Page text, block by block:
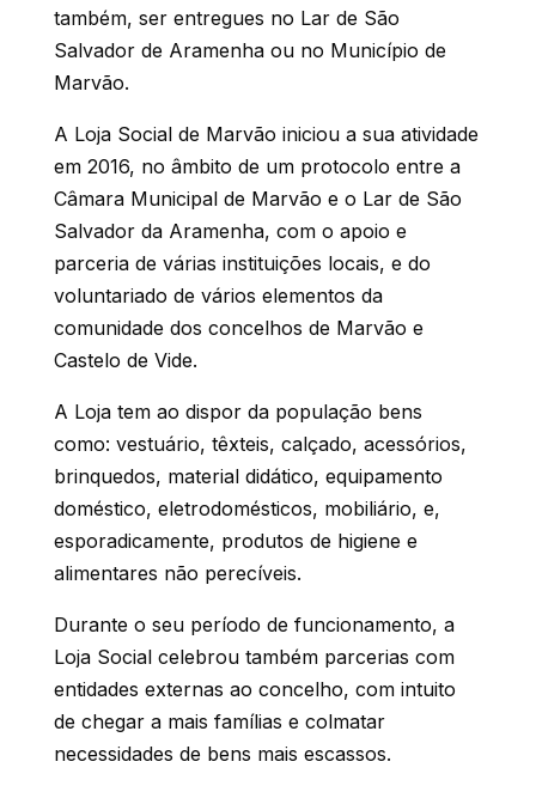
também, ser entregues no Lar de São
Salvador de Aramenha ou no Município de
Marvão.
A Loja Social de Marvão iniciou a sua atividade
em 2016, no âmbito de um protocolo entre a
Câmara Municipal de Marvão e o Lar de São
Salvador da Aramenha, com o apoio e
parceria de várias instituições locais, e do
voluntariado de vários elementos da
comunidade dos concelhos de Marvão e
Castelo de Vide.
A Loja tem ao dispor da população bens
como: vestuário, têxteis, calçado, acessórios,
brinquedos, material didático, equipamento
doméstico, eletrodomésticos, mobiliário, e,
esporadicamente, produtos de higiene e
alimentares não perecíveis.
Durante o seu período de funcionamento, a
Loja Social celebrou também parcerias com
entidades externas ao concelho, com intuito
de chegar a mais famílias e colmatar
necessidades de bens mais escassos.